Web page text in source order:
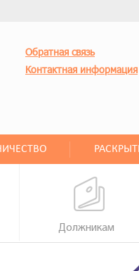
Обратная связь
Контактная информация
Должникам